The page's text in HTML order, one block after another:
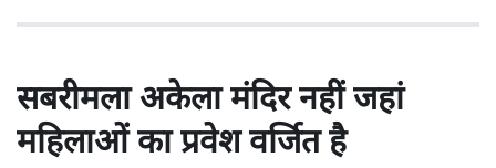
सबरीमला अकेला मंदिर नहीं जहां
महिलाओं का प्रवेश वर्जित है